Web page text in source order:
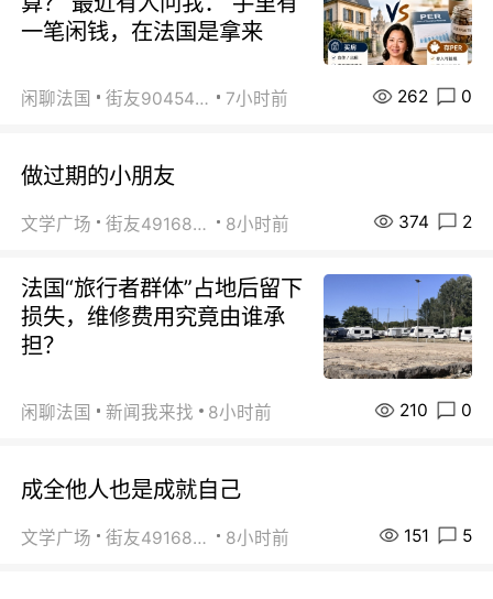
一笔闲钱，在法国是拿来
闲聊法国 街友90454511 7小时前 262 0
做过期的小朋友
文学广场 街友49168527 8小时前 374 2
法国“旅行者群体”占地后留下
损失，维修费用究竟由谁承
担？
闲聊法国 新闻我来找 8小时前 210 0
成全他人也是成就自己
文学广场 街友49168527 8小时前 151 5